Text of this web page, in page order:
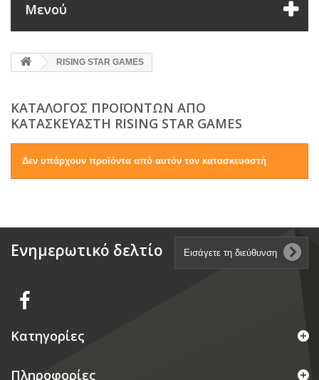
Μενού
RISING STAR GAMES
ΚΑΤΆΛΟΓΟΣ ΠΡΟΪΌΝΤΩΝ ΑΠΌ
ΚΑΤΑΣΚΕΥΑΣΤΉ RISING STAR GAMES
Δεν υπάρχουν προϊόντα από αυτόν τον κατασκευαστή
Ενημερωτικό δελτίο
Κατηγορίες
Πληροφορίες